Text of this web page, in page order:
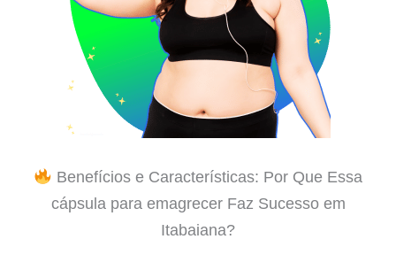
Benefícios e Características: Por Que Essa
cápsula para emagrecer Faz Sucesso em
Itabaiana?